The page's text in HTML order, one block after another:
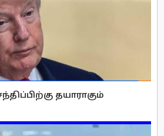
தயாராகும்